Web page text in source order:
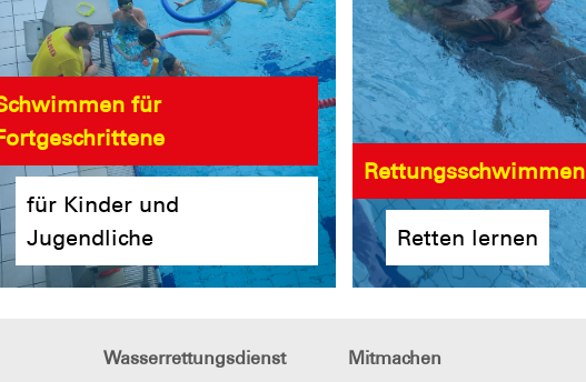
für
für Kinder und
Jugendliche
Rettungsschwimmen
Retten lernen
Wasserrettungsdienst Mitmachen